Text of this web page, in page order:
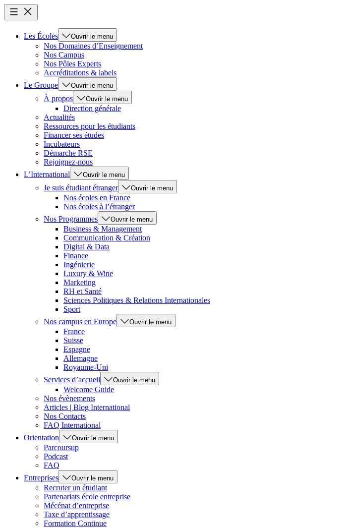
Les Écoles Ouvrir le menu
Nos Domaines d’Enseignement
Nos Campus
Nos Pôles Experts
Accréditations & labels
Le Groupe
Ouvrir le menu
À propos Ouvrir le menu
Direction générale
Actualités
Ressources pour les étudiants
Financer ses études
Incubateurs
Démarche RSE
Rejoignez-nous
L’International
Ouvrir le menu
Je suis étudiant étranger Ouvrir le menu
Nos écoles en France
Nos écoles à l’étranger
Nos Programmes
Ouvrir le menu
Business & Management
Communication & Création
Digital & Data
Finance
Ingénierie
Luxury & Wine
Marketing
RH et Santé
Sciences Politiques & Relations Internationales
Sport
Nos campus en Europe
Ouvrir le menu
France
Suisse
Espagne
Allemagne
Royaume-Uni
Services d’accueil
Ouvrir le menu
Welcome Guide
Nos évènements
Articles | Blog International
Nos Contacts
FAQ International
Orientation
Ouvrir le menu
Parcoursup
Podcast
FAQ
Entreprises
Ouvrir le menu
Recruter un étudiant
Partenariats école entreprise
Mécénat d’entreprise
Taxe d’apprentissage
Formation Continue